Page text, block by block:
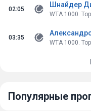
Когда , если не сейчас,
нового поколения эры
02:05
Шнайдер
WTA 1000.
03:35
WTA 1000.
Популярные